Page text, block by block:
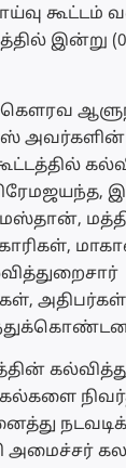
கூட்டம்
இன்று
கௌரவ
பிரேமஜயந்த,
அமைச்சர்